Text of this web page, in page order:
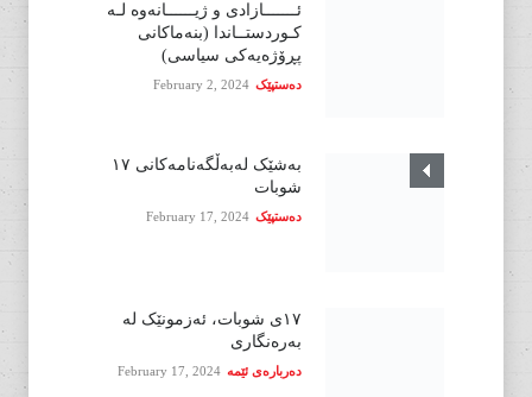
ئـــــــازادی و ژیــــــانەوە لـە
کـوردستــاندا (بنەماکانی
پڕۆژەیەکی سیاسی)
دەستپێک February 2, 2024
بەشێک لەبەڵگەنامەکانی ١٧
شوبات
دەستپێک February 17, 2024
١٧ی شوبات، ئەزمونێک لە
بەرەنگاری
دەربارەی ئێمە February 17, 2024